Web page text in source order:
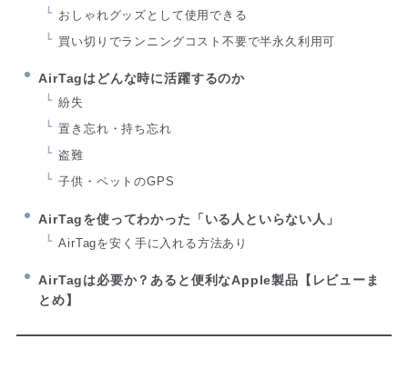
おしゃれグッズとして使用できる
買い切りでランニングコスト不要で半永久利用可
AirTagはどんな時に活躍するのか
紛失
置き忘れ・持ち忘れ
盗難
子供・ペットのGPS
AirTagを使ってわかった「いる人といらない人」
AirTagを安く手に入れる方法あり
AirTagは必要か？あると便利なApple製品【レビューま
とめ】